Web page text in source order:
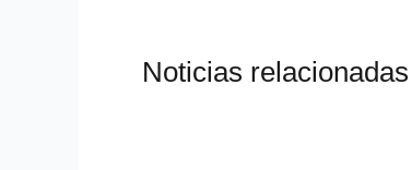
Noticias relacionadas